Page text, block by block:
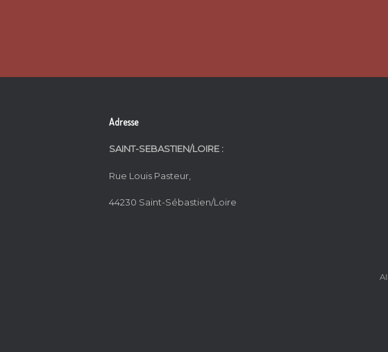
Adresse
SAINT-SEBASTIEN/LOIRE :
Rue Louis Pasteur,
44230 Saint-Sébastien/Loire